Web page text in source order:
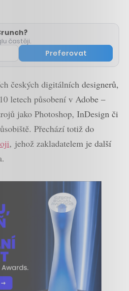
častěji.
Preferovat
českých digitálních designerů,
letech působení v Adobe –
jako Photoshop, InDesign či
Přechází totiž do
, jehož zakladatelem je další